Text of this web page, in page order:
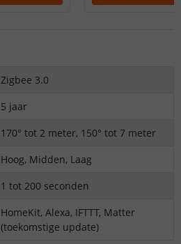
Zigbee 3.0
5 jaar
170° tot 2 meter, 150° tot 7 meter
Hoog, Midden, Laag
1 tot 200 seconden
HomeKit, Alexa, IFTTT, Matter
(toekomstige update)